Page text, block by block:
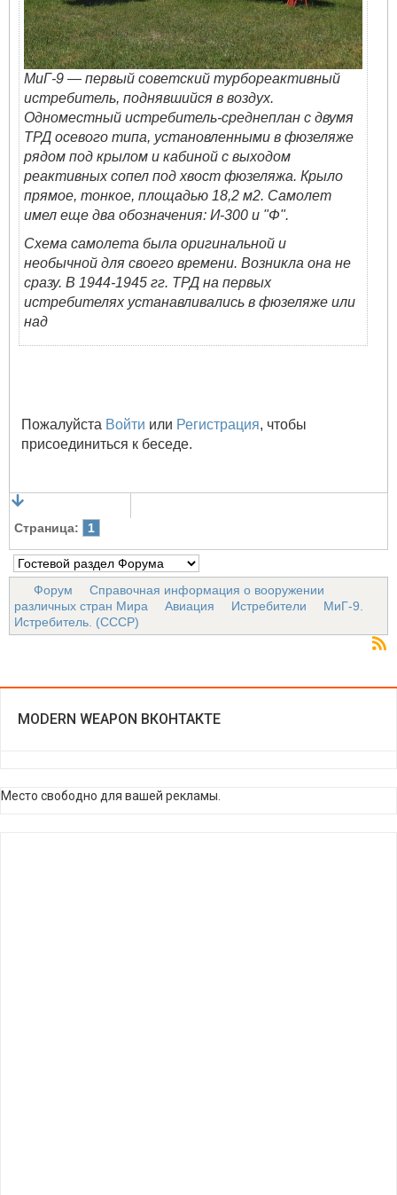
МиГ-9 — первый советский турбореактивный
истребитель, поднявшийся в воздух.
Одноместный истребитель-среднеплан с двумя
ТРД осевого типа, установленными в фюзеляже
рядом под крылом и кабиной с выходом
реактивных сопел под хвост фюзеляжа. Крыло
прямое, тонкое, площадью 18,2 м2. Самолет
имел еще два обозначения: И-300 и "Ф".
Схема самолета была оригинальной и
необычной для своего времени. Возникла она не
сразу. В 1944-1945 гг. ТРД на первых
истребителях устанавливались в фюзеляже или
над
Пожалуйста Войти или Регистрация, чтобы
присоединиться к беседе.
Страница: 1
Форум
Справочная информация о вооружении
различных стран Мира
Авиация Истребители
МиГ-9.
Истребитель. (СССР)
MODERN WEAPON ВКОНТАКТЕ
Место свободно для вашей рекламы.